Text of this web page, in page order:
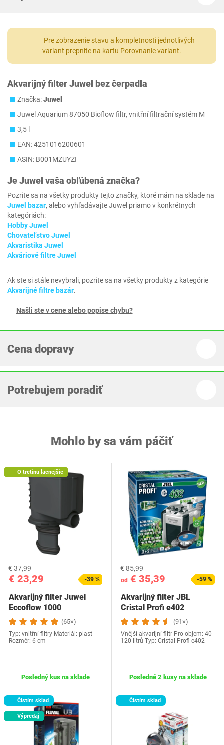
Pre zobrazenie stavu a kompletnosti jednotlivých
variant prepnite na kartu Porovnanie variant.
Akvarijný filter Juwel bez čerpadla
Značka:Juwel
Juwel Aquarium 87050 Bioflow filtr, vnitřní filtrační systém M
3,5 l
EAN: 4251016200601
ASIN: B001MZUYZI
JeJuwel vaša obľúbená značka?
Pozrite sa na všetky produkty tejto značky, ktoré mám na sklade na
Juwel bazar, alebo vyhľadávajte Juwel priamo v konkrétnych
kategóriách:
Hobby Juwel
Chovateľstvo Juwel
Akvaristika Juwel
Akváriové filtre Juwel
Ak ste si stále nevybrali, pozrite sa na všetky produkty z kategórie
Akvarijné filtre bazár.
Našli ste v cene alebo popise chybu?
Cena dopravy
Potrebujem poradiť
Mohlo by sa vám páčiť
O tretinu lacnejšie
€ 23,29
€ 37,99
-39 %
Akvarijný filter Juwel
Eccoflow 1000
(65×)
Typ: vnitřní filtry Materiál: plast
Rozměr: 6 cm
Posledný kus na sklade
od € 35,39
€ 85,99
-59 %
Akvarijný filter JBL
Cristal Profi e402
(91×)
Vnější akvarijní filtr Pro objem: 40 -
120 litrů Typ: Cristal Profi e402
Posledné 2 kusy na sklade
Čistím sklad
Výpredaj
Čistím sklad